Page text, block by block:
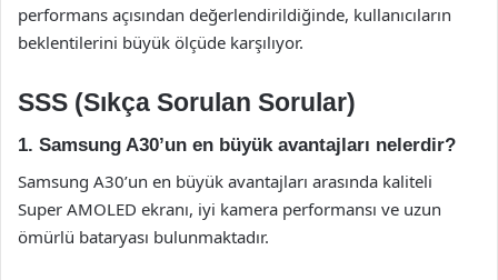
performans açısından değerlendirildiğinde, kullanıcıların
beklentilerini büyük ölçüde karşılıyor.
SSS (Sıkça Sorulan Sorular)
1. Samsung A30’un en büyük avantajları nelerdir?
Samsung A30’un en büyük avantajları arasında kaliteli
Super AMOLED ekranı, iyi kamera performansı ve uzun
ömürlü bataryası bulunmaktadır.